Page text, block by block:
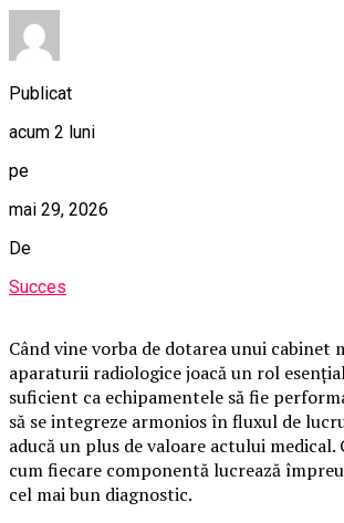
Publicat
acum 2 luni
pe
mai 29, 2026
De
Succes
Când vine vorba de dotarea unui cabinet
aparaturii radiologice joacă un rol
suficient ca echipamentele să fie
să se integreze armonios în fluxul de
aducă un plus de valoare actului medical.
cum fiecare componentă lucrează
cel mai bun diagnostic.